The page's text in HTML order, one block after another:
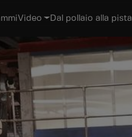
Video Dal pollaio alla pista